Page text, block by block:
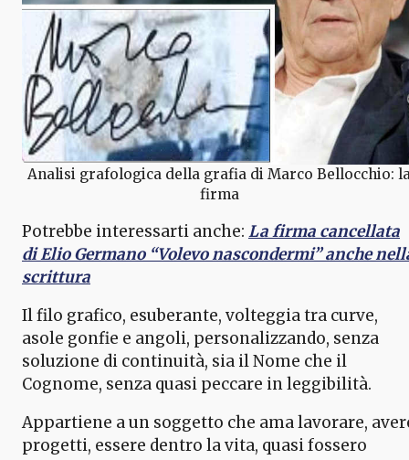
Analisi grafologica della grafia di Marco Bellocchio:
firma
Potrebbe interessarti anche: La firma cancellata
di Elio Germano “Volevo nascondermi” anche
scrittura
Il filo grafico, esuberante, volteggia tra curve,
asole gonfie e angoli, personalizzando, senza
soluzione di continuità, sia il Nome che il
Cognome, senza quasi peccare in leggibilità.
Appartiene a un soggetto che ama lavorare,
progetti, essere dentro la vita, quasi fossero